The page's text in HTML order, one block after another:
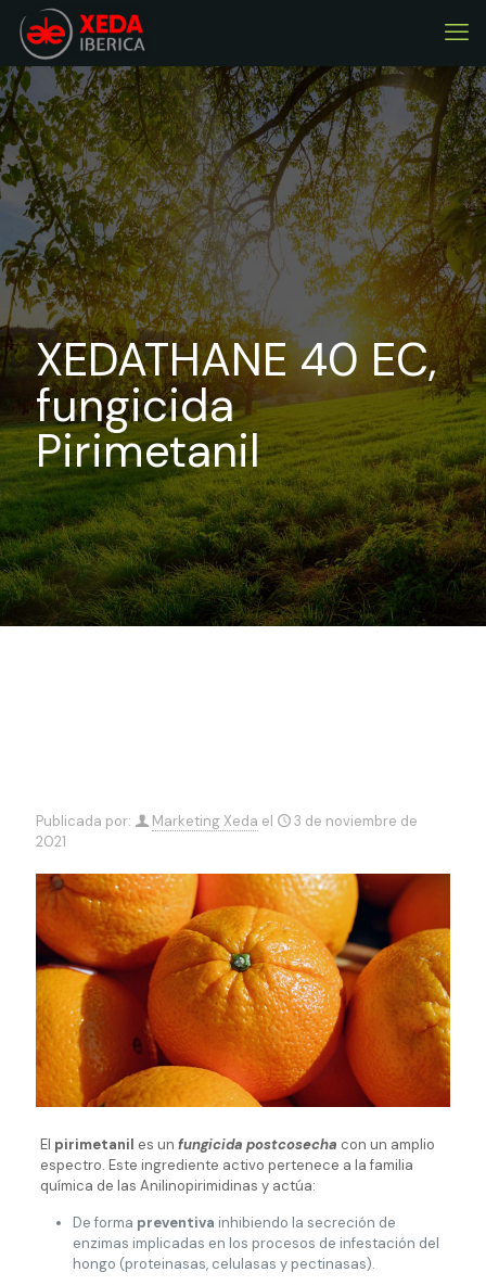
XEDATHANE 40 EC,
fungicida
Pirimetanil
Publicada por: Marketing Xeda el
3 de noviembre de
2021
El pirimetanil es un fungicida postcosecha con un amplio
espectro. Este ingrediente activo pertenece a la familia
química de las Anilinopirimidinas y actúa:
De forma preventiva inhibiendo la secreción de
enzimas implicadas en los procesos de infestación del
hongo (proteinasas, celulasas y pectinasas).